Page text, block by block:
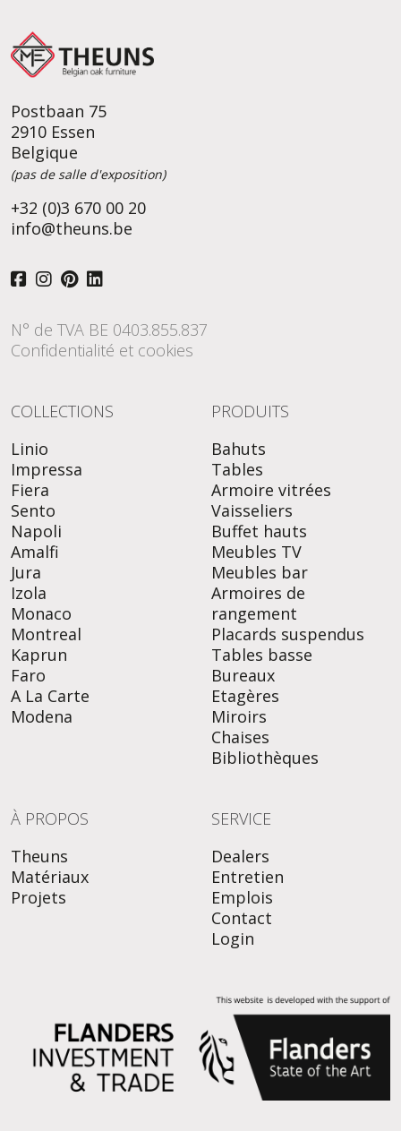
Postbaan 75
2910 Essen
Belgique
(pas de salle d'exposition)
+32 (0)3 670 00 20
info@theuns.be
N° de TVA BE 0403.855.837
Confidentialité et cookies
COLLECTIONS
Linio
Impressa
Fiera
Sento
Napoli
Amalfi
Jura
Izola
Monaco
Montreal
Kaprun
Faro
A La Carte
Modena
PRODUITS
Bahuts
Tables
Armoire vitrées
Vaisseliers
Buffet hauts
Meubles TV
Meubles bar
Armoires de
rangement
Placards suspendus
Tables basse
Bureaux
Etagères
Miroirs
Chaises
Bibliothèques
À PROPOS
Theuns
Matériaux
Projets
SERVICE
Dealers
Entretien
Emplois
Contact
Login